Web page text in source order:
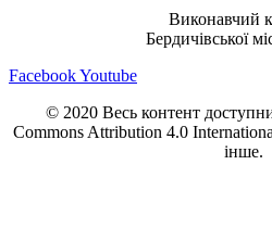
Виконавчий
Бердичівської
FacebookYoutube
© 2020 Весь контент
Commons Attribution 4.0
інше.